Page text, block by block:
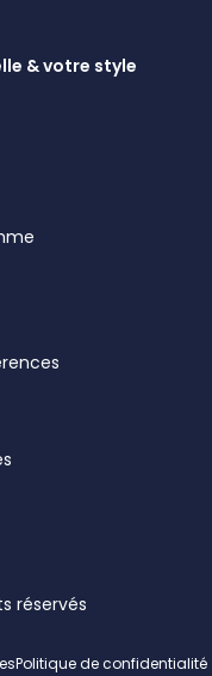
& votre style
réservés
Politique de confidentialité